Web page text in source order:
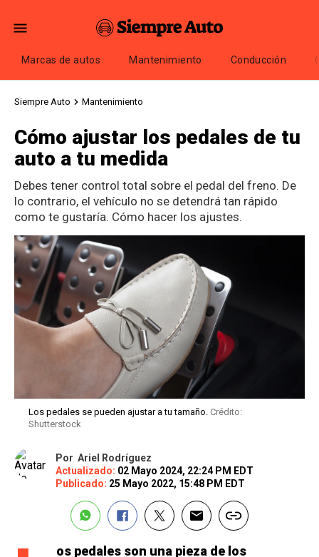
Marcas de autos Mantenimiento Conducción
Siempre Auto Mantenimiento
Cómo ajustar los pedales de tu
auto a tu medida
Debes tener control total sobre el pedal del freno. De
lo contrario, el vehículo no se detendrá tan rápido
como te gustaría. Cómo hacer los ajustes.
Los pedales se pueden ajustar a tu tamaño. Crédito:
Shutterstock
Por Ariel Rodríguez
Actualizado: 02 Mayo 2024, 22:24 PM EDT
Publicado: 25 Mayo 2022, 15:48 PM EDT
os pedales son una pieza de los